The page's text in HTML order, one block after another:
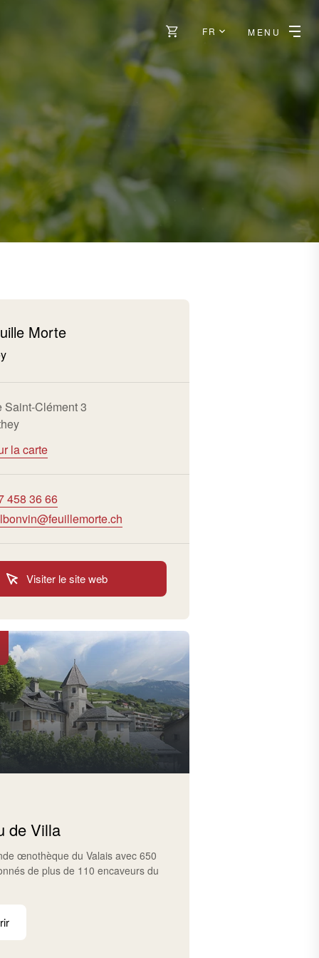
FR MENU
Morte
Saint-Clément 3
la carte
458 36 66
Visiter le site web
de Villa
œnothèque du Valais avec 650
de plus de 110 encaveurs du